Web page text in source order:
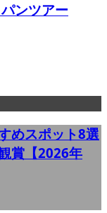
ンツアー
めスポット8選
賞【2026年